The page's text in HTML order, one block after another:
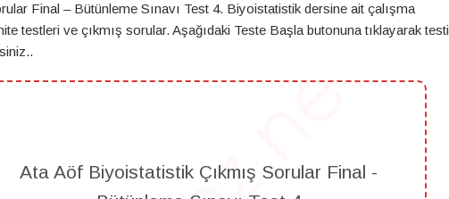
Final – Bütünleme Sınavı Test 4. Biyoistatistik dersine ait çalışma
testleri ve çıkmış sorular. Aşağıdaki Teste Başla butonuna tıklayarak testi
Ata Aöf Biyoistatistik Çıkmış Sorular Final -